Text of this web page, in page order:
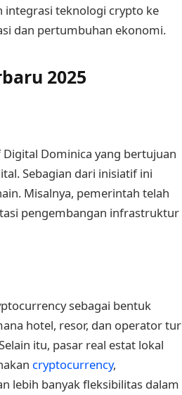
teknologi crypto ke
dan pertumbuhan ekonomi.
2025
Dominica yang bertujuan
Sebagian dari inisiatif ini
Misalnya, pemerintah telah
pengembangan infrastruktur
sebagai bentuk
hotel, resor, dan operator tur
itu, pasar real estat lokal
cryptocurrency,
lebih banyak fleksibilitas dalam